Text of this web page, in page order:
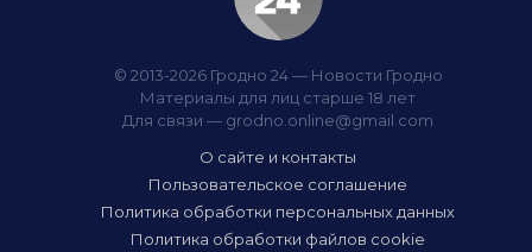
© 2013-2026 Гродно 24 — Новости Гродно
Материалы для лиц старше 18 лет
Для связи — grodno.online@gmail.com
О сайте и контакты
Пользовательское соглашение
Политика обработки персональных данных
Политика обработки файлов cookie